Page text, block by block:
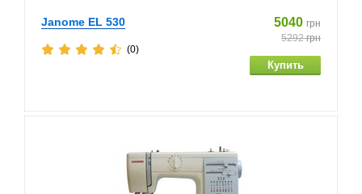
Janome EL 530 5040 грн
5292грн
(0)